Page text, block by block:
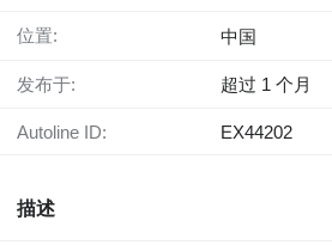
位置: 中国
发布于: 超过 1 个月
Autoline ID: EX44202
描述